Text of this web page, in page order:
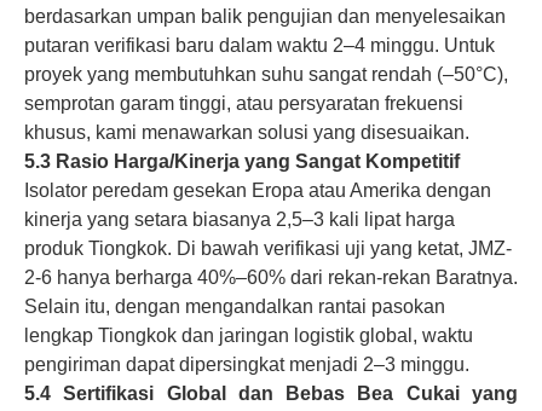
berdasarkan umpan balik pengujian dan menyelesaikan
putaran verifikasi baru dalam waktu 2–4 minggu. Untuk
proyek yang membutuhkan suhu sangat rendah (–50°C),
semprotan garam tinggi, atau persyaratan frekuensi
khusus, kami menawarkan solusi yang disesuaikan.
5.3 Rasio Harga/Kinerja yang Sangat Kompetitif
Isolator peredam gesekan Eropa atau Amerika dengan
kinerja yang setara biasanya 2,5–3 kali lipat harga
produk Tiongkok. Di bawah verifikasi uji yang ketat, JMZ-
2-6 hanya berharga 40%–60% dari rekan-rekan Baratnya.
Selain itu, dengan mengandalkan rantai pasokan
lengkap Tiongkok dan jaringan logistik global, waktu
pengiriman dapat dipersingkat menjadi 2–3 minggu.
5.4 Sertifikasi Global dan Bebas Bea Cukai yang